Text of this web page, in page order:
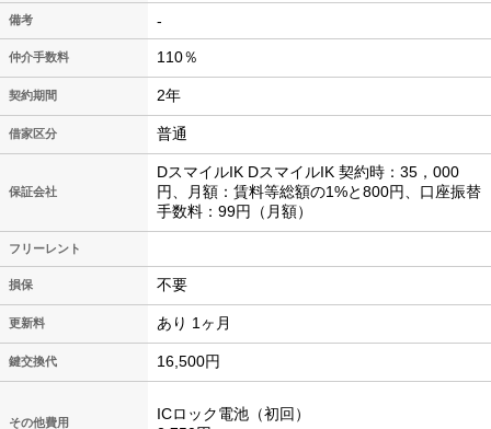
備考 -
仲介手数料 110％
契約期間 2年
借家区分 普通
保証会社
DスマイルIK DスマイルIK 契約時：35，000
円、月額：賃料等総額の1%と800円、口座振替
手数料：99円（月額）
フリーレント
損保 不要
更新料 あり 1ヶ月
鍵交換代 16,500円
その他費用
ICロック電池（初回）